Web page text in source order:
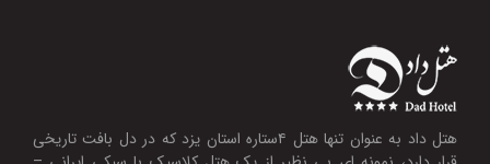
هتل داد به عنوان تنها هتل ۴ستاره استان یزد که در دل بافت تاریخی